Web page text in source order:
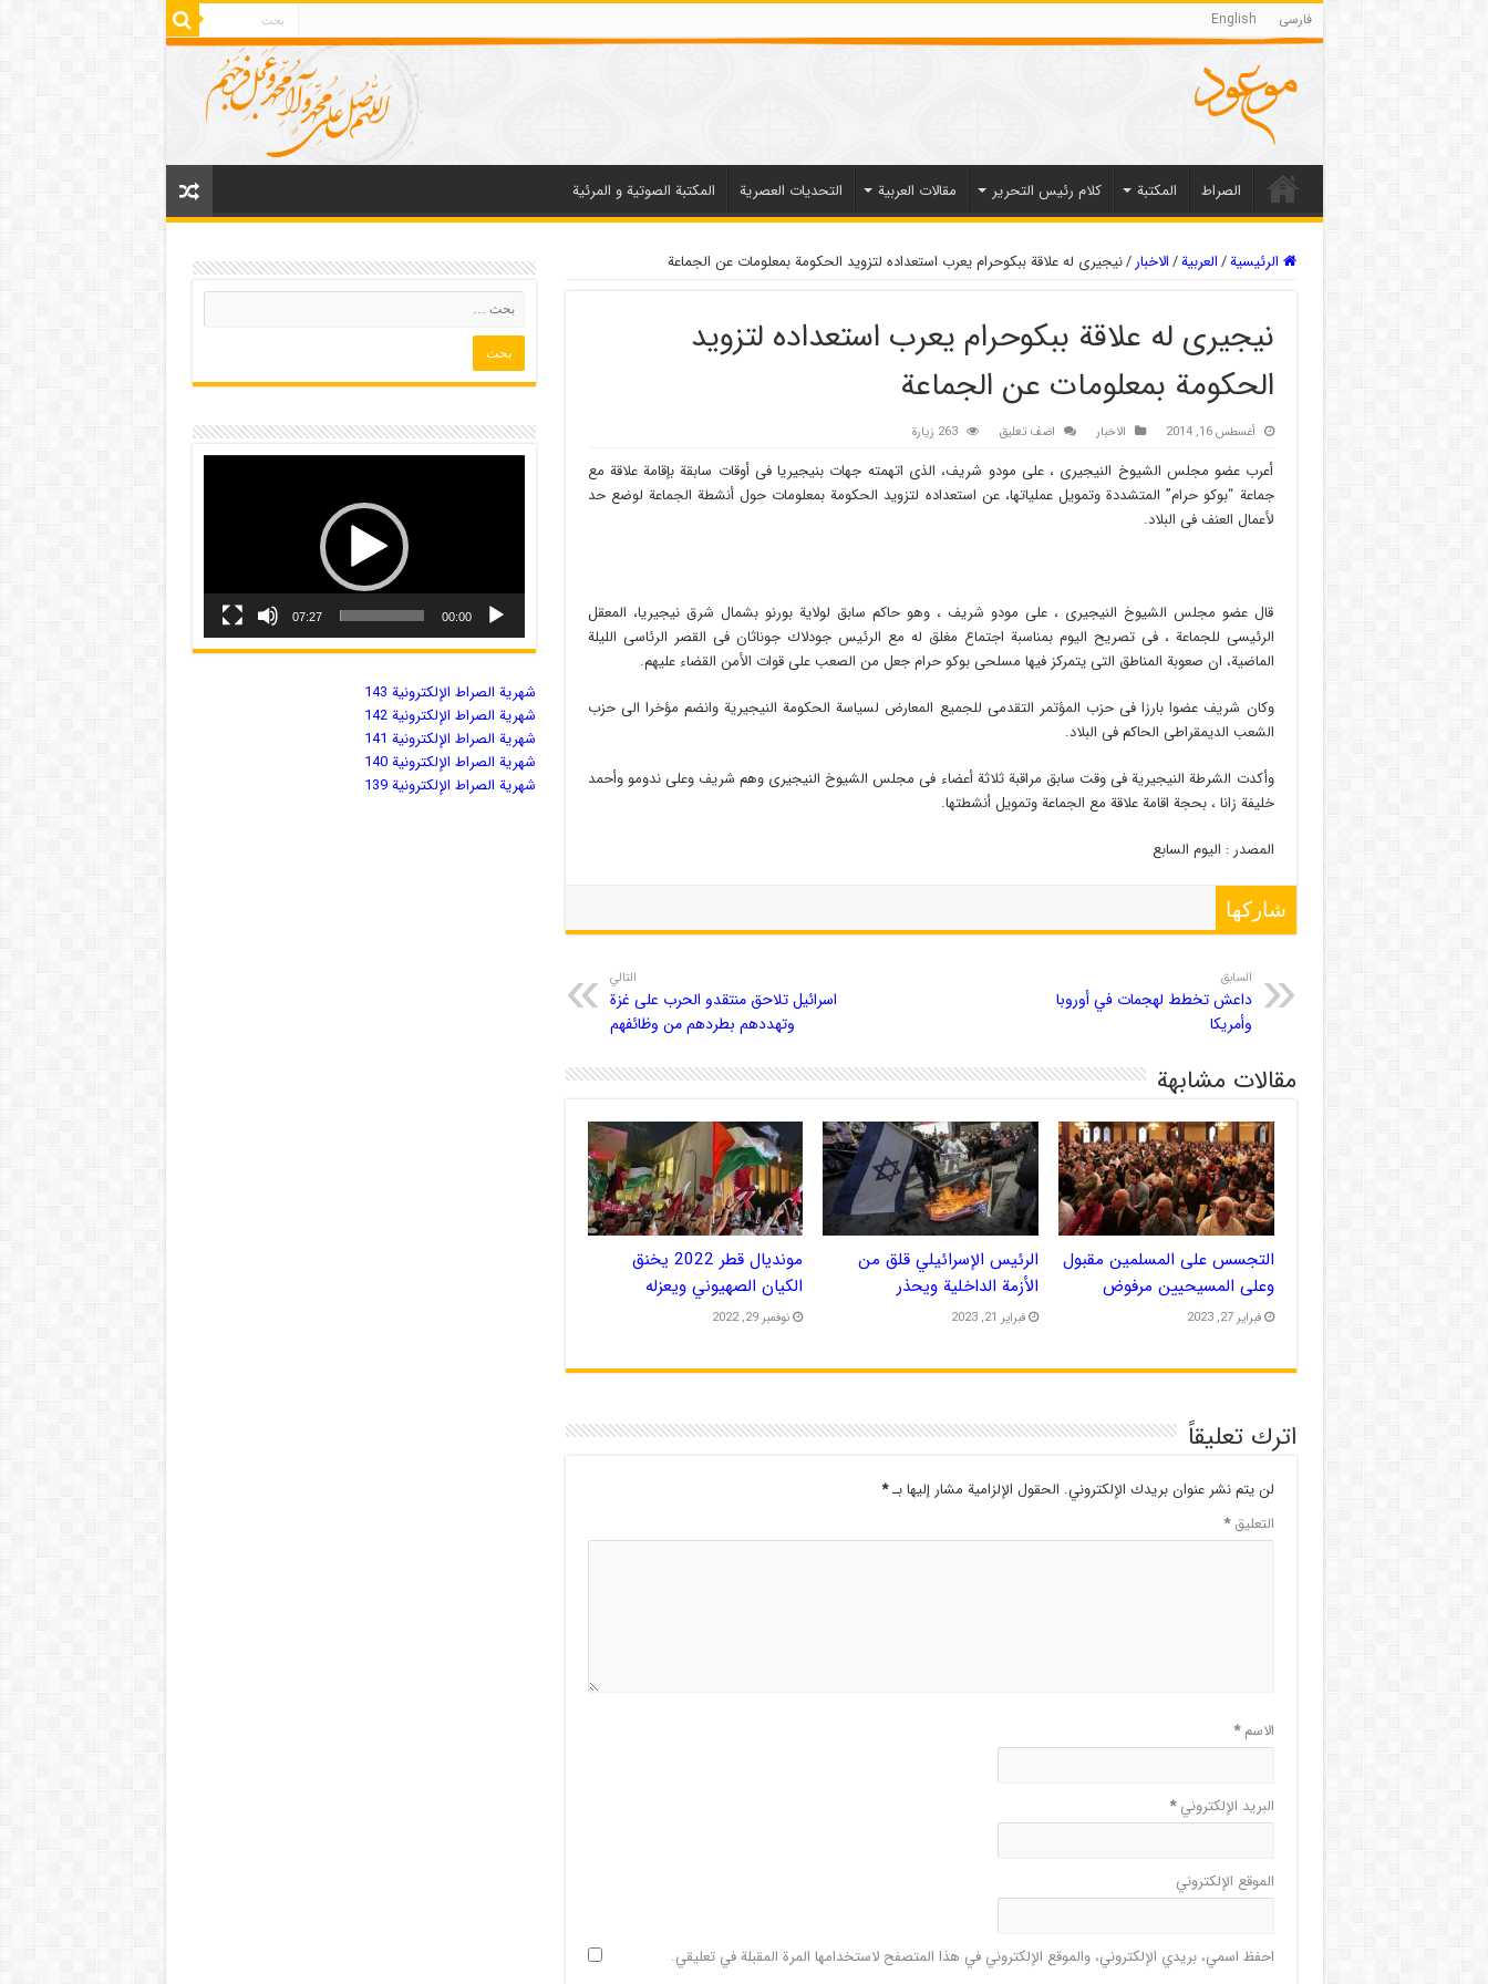
فارسی English
الصراط المکتبة كلام رئيس التحرير مقالات العربیة التحديات العصرية المكتبة الصوتية و المرئية
الرئيسية/العربیة/الاخبار /نيجيرى له علاقة ببكوحرام يعرب استعداده لتزويد الحكومة بمعلومات عن الجماعة
نيجيرى له علاقة ببكوحرام يعرب استعداده لتزويد
الحكومة بمعلومات عن الجماعة
أغسطس 16, 2014 الاخبار اضف تعليق 263 زيارة
أعرب عضو مجلس الشيوخ النيجيرى ، على مودو شريف، الذى اتهمته جهات بنيجيريا فى أوقات سابقة بإقامة علاقة مع
جماعة “بوكو حرام” المتشددة وتمويل عملياتها، عن استعداده لتزويد الحكومة بمعلومات حول أنشطة الجماعة لوضع حد
لأعمال العنف فى البلاد.
قال عضو مجلس الشيوخ النيجيرى ، على مودو شريف ، وهو حاكم سابق لولاية بورنو بشمال شرق نيجيريا، المعقل
الرئيسى للجماعة ، فى تصريح اليوم بمناسبة اجتماع مغلق له مع الرئيس جودلاك جوناثان فى القصر الرئاسى الليلة
الماضية، ان صعوبة المناطق التى يتمركز فيها مسلحى بوكو حرام جعل من الصعب على قوات الأمن القضاء عليهم.
وكان شريف عضوا بارزا فى حزب المؤتمر التقدمى للجميع المعارض لسياسة الحكومة النيجيرية وانضم مؤخرا الى حزب
الشعب الديمقراطى الحاكم فى البلاد.
وأكدت الشرطة النيجيرية فى وقت سابق مراقبة ثلاثة أعضاء فى مجلس الشيوخ النيجيرى وهم شريف وعلى ندومو وأحمد
خليفة زانا ، بحجة اقامة علاقة مع الجماعة وتمويل أنشطتها.
المصدر : الیوم السابع
شاركها
السابق
داعش تخطط لهجمات في أوروبا
وأمريكا
التالي
اسرائيل تلاحق منتقدو الحرب على غزة
وتهددهم بطردهم من وظائفهم
مقالات مشابهة
التجسس على المسلمين مقبول
وعلى المسيحيين مرفوض
فبراير 27, 2023
الرئيس الإسرائيلي قلق من
الأزمة الداخلية ويحذر
فبراير 21, 2023
مونديال قطر 2022 يخنق
الكيان الصهيوني ويعزله
نوفمبر 29, 2022
اترك تعليقاً
لن يتم نشر عنوان بريدك الإلكتروني. الحقول الإلزامية مشار إليها بـ*
التعليق*
الاسم*
البريد الإلكتروني*
الموقع الإلكتروني
احفظ اسمي، بريدي الإلكتروني، والموقع الإلكتروني في هذا المتصفح لاستخدامها المرة المقبلة في تعليقي.
00:00
07:27
شهریة الصراط الإلكترونية 143
شهریة الصراط الإلكترونية 142
شهریة الصراط الإلكترونية 141
شهریة الصراط الإلكترونية 140
شهریة الصراط الإلكترونية 139